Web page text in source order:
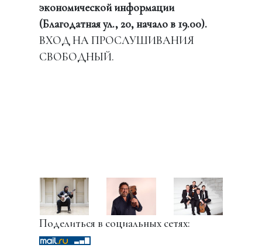
экономической информации
(Благодатная ул., 20, начало в 19.00).
ВХОД НА ПРОСЛУШИВАНИЯ
СВОБОДНЫЙ.
Поделиться в социальных сетях: